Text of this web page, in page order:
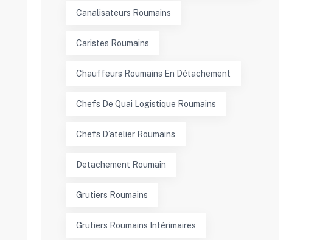
Canalisateurs Roumains
Caristes Roumains
Chauffeurs Roumains En Détachement
Chefs De Quai Logistique Roumains
Chefs D’atelier Roumains
Detachement Roumain
Grutiers Roumains
Grutiers Roumains Intérimaires